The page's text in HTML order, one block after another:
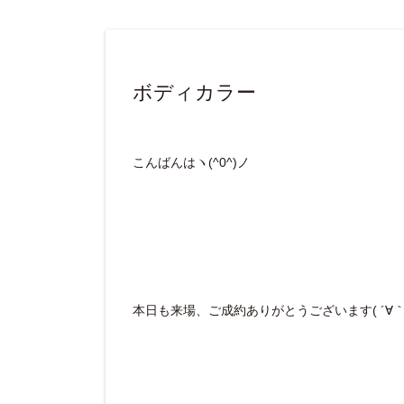
ボディカラー
こんばんはヽ(^0^)ノ
本日も来場、ご成約ありがとうございます( ´∀